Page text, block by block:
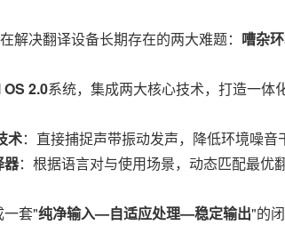
解决翻译设备长期存在的两大难题： 嘈杂
2.0系统，集成两大核心技术，打造一体
术：直接捕捉声带振动发声，降低环境噪音
器：根据语言对与使用场景，动态匹配最优
套"纯净输入—自适应处理—稳定输出"的